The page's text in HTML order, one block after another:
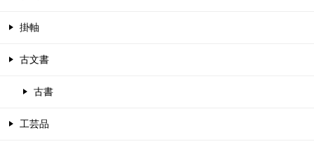
掛軸
古文書
古書
工芸品